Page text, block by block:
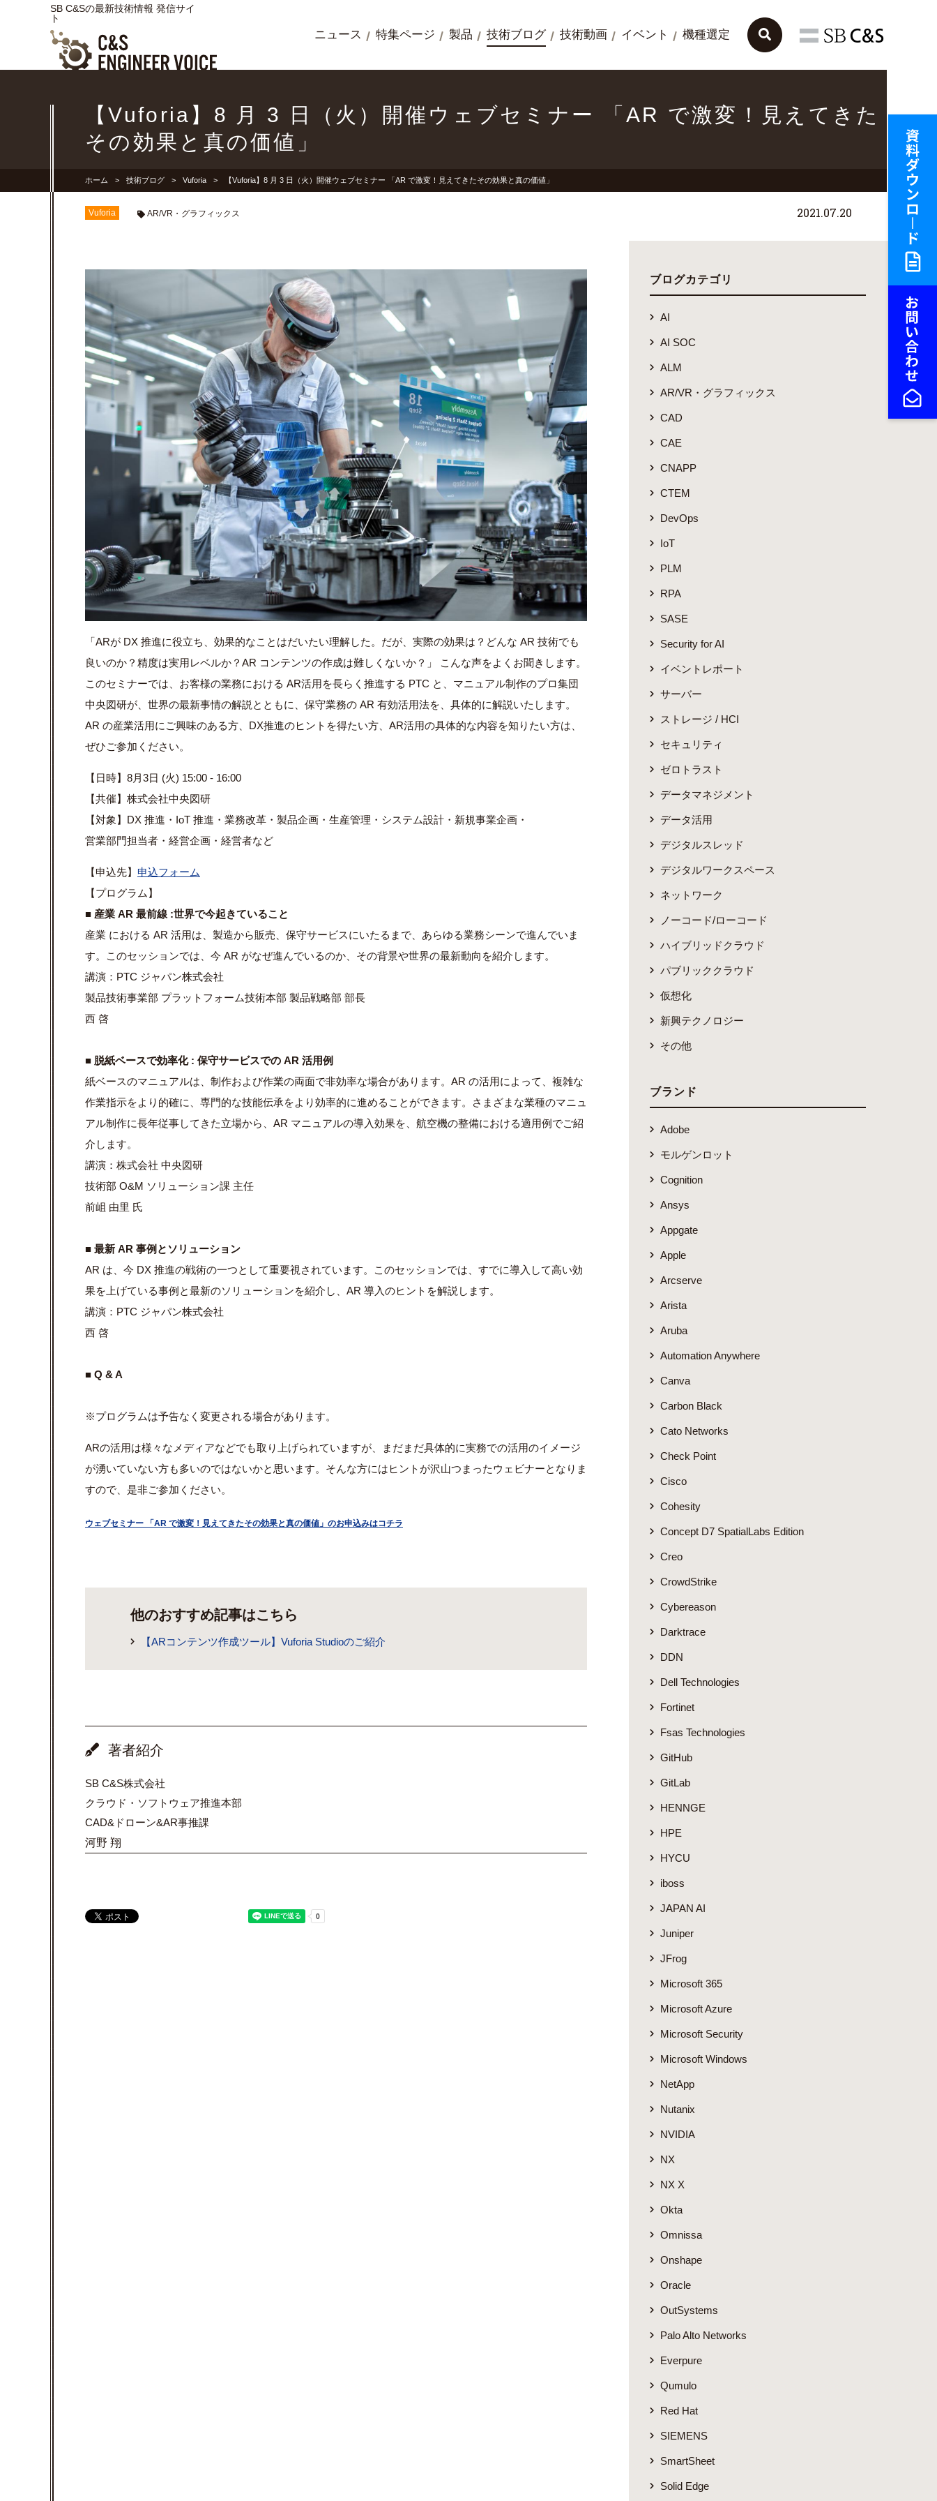
SB C&Sの最新技術情報 発信サイ
ト
ニュース 特集ページ 製品 技術ブログ 技術動画 イベント 機種選定
【Vuforia】8 月 3 日（火）開催ウェブセミナー 「AR で激変！見えてきた
その効果と真の価値」
ホーム 技術ブログ Vuforia 【Vuforia】8 月 3 日（火）開催ウェブセミナー 「AR で激変！見えてきたその効果と真の価値」
Vuforia AR/VR・グラフィックス 2021.07.20
「ARが DX 推進に役立ち、効果的なことはだいたい理解した。だが、 実際の効果は？どんな AR 技術でも
良いのか？精度は実用レベルか？AR コンテンツの作成は難しくないか？」 こんな声をよくお聞きします。
このセミナーでは、お客様の業務における AR活用を長らく推進する PTC と、マニュアル制作のプロ集団
中央図研が、世界の最新事情の解説とともに、保守業務の AR 有効活用法を、具体的に解説いたします。
AR の産業活用にご興味のある方、DX推進のヒントを得たい方、 AR活用の具体的な内容を知りたい方は、
ぜひご参加ください。
【日時】8月3日 (火) 15:00 - 16:00
【共催】株式会社中央図研
【対象】DX 推進・IoT 推進・業務改革・製品企画・生産管理・システム設計・ 新規事業企画・
営業部門担当者・経営企画・ 経営者など
【申込先】 申込フォーム
【プログラム】
■ 産業 AR 最前線 :世界で今起きていること
産業 における AR 活用は、製造から販売、保守サービスにいたるまで、 あらゆる業務シーンで進んでいま
す。このセッションでは、今 AR がなぜ進んでいるのか、その背景や世界の最新動向を紹介します。
講演：PTC ジャパン株式会社
製品技術事業部 プラットフォーム技術本部 製品戦略部 部長
西 啓
■ 脱紙ベースで効率化 : 保守サービスでの AR 活用例
紙ベースのマニュアルは、 制作および作業の両面で非効率な場合があります。AR の活用によって、複雑な
作業指示をより的確に、 専門的な技能伝承をより効率的に進めることができます。
さまざまな業種のマニュ
アル制作に長年従事してきた立場から、 AR マニュアルの導入効果を、 航空機の整備における適用例でご紹
介します。
講演：株式会社 中央図研
技術部 O&M ソリューション課 主任
前岨 由里 氏
■ 最新 AR 事例とソリューション
AR は、今 DX 推進の戦術の一つとして重要視されています。
このセッションでは、 すでに導入して高い効
果を上げている事例と最新のソリューションを紹介し、AR 導入のヒントを解説します。
講演：PTC ジャパン株式会社
西 啓
■ Q & A
※プログラムは予告なく変更される場合があります。
ARの活用は様々なメディアなどでも取り上げられていますが、まだまだ具体的に実務での活用のイメージ
が湧いていない方も多いのではないかと思います。そんな方にはヒントが沢山つまったウェビナーとなりま
すので、是非ご参加ください。
ウェブセミナー 「AR で激変！見えてきたその効果と真の価値」のお申込みはコチラ
他のおすすめ記事はこちら
【ARコンテンツ作成ツール】Vuforia Studioのご紹介
著者紹介
SB C&S株式会社
クラウド・ソフトウェア推進本部
CAD&ドローン&AR事推課
河野 翔
ブログカテゴリ
AI
AI SOC
ALM
AR/VR・グラフィックス
CAD
CAE
CNAPP
CTEM
DevOps
IoT
PLM
RPA
SASE
Security for AI
イベントレポート
サーバー
ストレージ / HCI
セキュリティ
ゼロトラスト
データマネジメント
データ活用
デジタルスレッド
デジタルワークスペース
ネットワーク
ノーコード/ローコード
ハイブリッドクラウド
パブリッククラウド
仮想化
新興テクノロジー
その他
ブランド
Adobe
モルゲンロット
Cognition
Ansys
Appgate
Apple
Arcserve
Arista
Aruba
Automation Anywhere
Canva
Carbon Black
Cato Networks
Check Point
Cisco
Cohesity
Concept D7 SpatialLabs Edition
Creo
CrowdStrike
Cybereason
Darktrace
DDN
Dell Technologies
Fortinet
Fsas Technologies
GitHub
GitLab
HENNGE
HPE
HYCU
iboss
JAPAN AI
Juniper
JFrog
Microsoft 365
Microsoft Azure
Microsoft Security
Microsoft Windows
NetApp
Nutanix
NVIDIA
NX
NX X
Okta
Omnissa
Onshape
Oracle
OutSystems
Palo Alto Networks
Everpure
Qumulo
Red Hat
SIEMENS
SmartSheet
Solid Edge